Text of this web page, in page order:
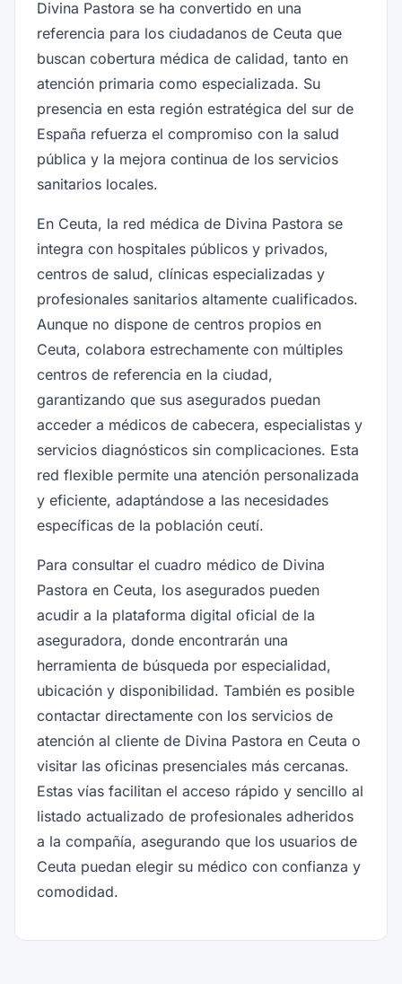
Divina Pastora se ha convertido en una
referencia para los ciudadanos de Ceuta que
buscan cobertura médica de calidad, tanto en
atención primaria como especializada. Su
presencia en esta región estratégica del sur de
España refuerza el compromiso con la salud
pública y la mejora continua de los servicios
sanitarios locales.
En Ceuta, la red médica de Divina Pastora se
integra con hospitales públicos y privados,
centros de salud, clínicas especializadas y
profesionales sanitarios altamente cualificados.
Aunque no dispone de centros propios en
Ceuta, colabora estrechamente con múltiples
centros de referencia en la ciudad,
garantizando que sus asegurados puedan
acceder a médicos de cabecera, especialistas y
servicios diagnósticos sin complicaciones. Esta
red flexible permite una atención personalizada
y eficiente, adaptándose a las necesidades
específicas de la población ceutí.
Para consultar el cuadro médico de Divina
Pastora en Ceuta, los asegurados pueden
acudir a la plataforma digital oficial de la
aseguradora, donde encontrarán una
herramienta de búsqueda por especialidad,
ubicación y disponibilidad. También es posible
contactar directamente con los servicios de
atención al cliente de Divina Pastora en Ceuta o
visitar las oficinas presenciales más cercanas.
Estas vías facilitan el acceso rápido y sencillo al
listado actualizado de profesionales adheridos
a la compañía, asegurando que los usuarios de
Ceuta puedan elegir su médico con confianza y
comodidad.